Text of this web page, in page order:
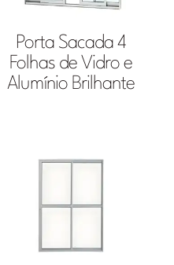
Porta Sacada 4
Folhas de Vidro e
Alumínio Brilhante